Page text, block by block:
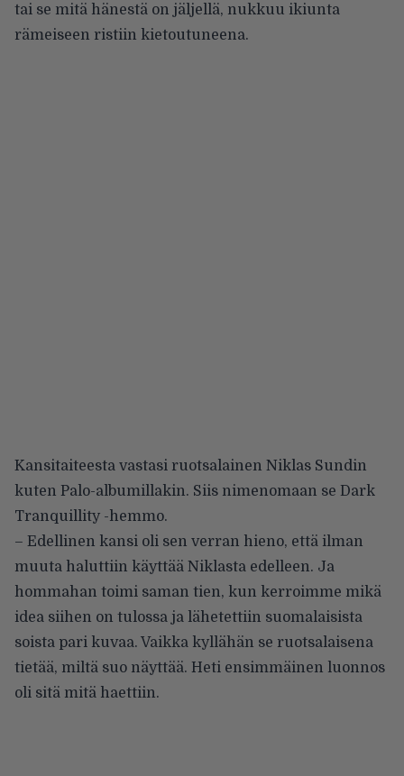
tai se mitä hänestä on jäljellä, nukkuu ikiunta
rämeiseen ristiin kietoutuneena.
Kansitaiteesta vastasi ruotsalainen Niklas Sundin
kuten Palo-albumillakin. Siis nimenomaan se Dark
Tranquillity -hemmo.
– Edellinen kansi oli sen verran hieno, että ilman
muuta haluttiin käyttää Niklasta edelleen. Ja
hommahan toimi saman tien, kun kerroimme mikä
idea siihen on tulossa ja lähetettiin suomalaisista
soista pari kuvaa. Vaikka kyllähän se ruotsalaisena
tietää, miltä suo näyttää. Heti ensimmäinen luonnos
oli sitä mitä haettiin.